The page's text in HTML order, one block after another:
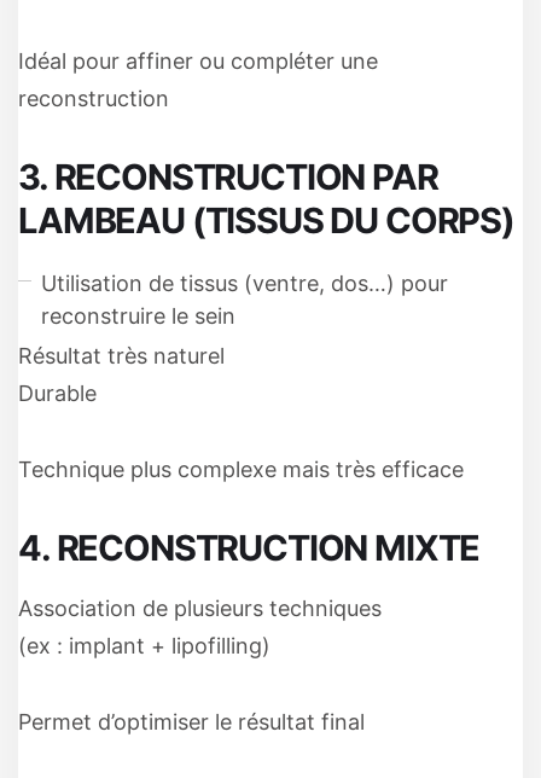
Idéal pour affiner ou compléter une
reconstruction
3. RECONSTRUCTION PAR
LAMBEAU (TISSUS DU CORPS)
Utilisation de tissus (ventre, dos…) pour
reconstruire le sein
Résultat très naturel
Durable
Technique plus complexe mais très efficace
4. RECONSTRUCTION MIXTE
Association de plusieurs techniques
(ex : implant + lipofilling)
Permet d’optimiser le résultat final